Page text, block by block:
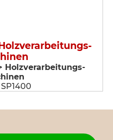
Holzverarbeitungs-